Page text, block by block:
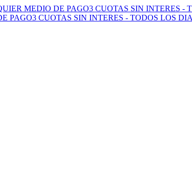
MEDIO DE PAGO3 CUOTAS SIN INTERES -
PAGO3 CUOTAS SIN INTERES - TODOS LOS